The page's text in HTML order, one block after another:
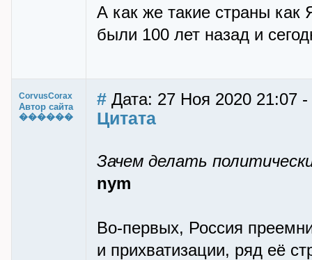
А как же такие страны
были 100 лет назад и
CorvusCorax
Автор сайта
������
# Дата: 27 Ноя 2020 21:07
Цитата
Зачем делать
nym
Во-первых, Россия
и прихватизации, ряд её